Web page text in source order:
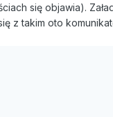
się objawia).
z takim oto